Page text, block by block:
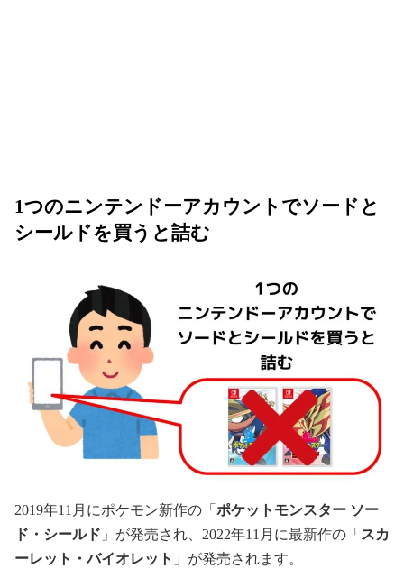
1つのニンテンドーアカウントでソードと
シールドを買うと詰む
2019年11月にポケモン新作の「 ポケットモンスター ソー
ド・シールド 」が発売され、2022年11月に最新作の「 スカ
ーレット・バイオレット 」が発売されます。